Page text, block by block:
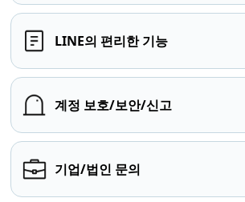
LINE의 편리한 기능
계정 보호/보안/신고
기업/법인 문의